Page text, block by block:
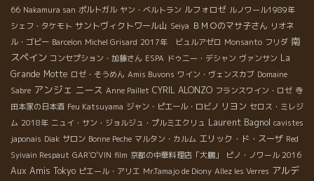
66 Nakamura san ポルトガル ヤン・ベルトラン ルフォロゼ ルノワール1989年
シェフ・タケモト サントヴィクトワール山 Seiya ＢＭＯのマサ子さん リオネ
ル・ゴビー Barcelon Michel Grisard 2017年 ビュルアゼロ Monsanto フリダ 南
スペイン コンセプション・加藤さん ESPA ドゥニー・デシャン ヴァンサン La
Grande Motte ロゼ・そうめん Amis Buvons ワイン・ヴェンスカブ Domaine
Sabre アンジェ ニース Anne Paillet CYRIL ALONZO フランスワイン・ロゼ 寺
田本家の日本酒 Feu Katsuyama ジャン・ピエール・ロビノ リヨン セロス・ミレジ
ム 2018年 ニュイ・サン・ジョルジュ・プルミエクリュ Laurent Bagnol cavistes
japonais Diak サロン Bonne Peche マルタン・カルム エリック・ド・スーザ Red
Syivain Respaut GAR'O'VIN film 京都の中華料理店「大鵬」 ピノ・ノワール 2016
Aux Amis Tokyo ピエール・アリエ Mr.Tamajo de Diony Allez les Verres アルデ